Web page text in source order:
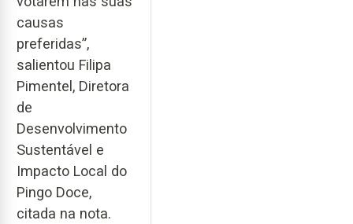
causas
preferidas”,
salientou Filipa
Pimentel, Diretora
de
Desenvolvimento
Sustentável e
Impacto Local do
Pingo Doce,
citada na nota.